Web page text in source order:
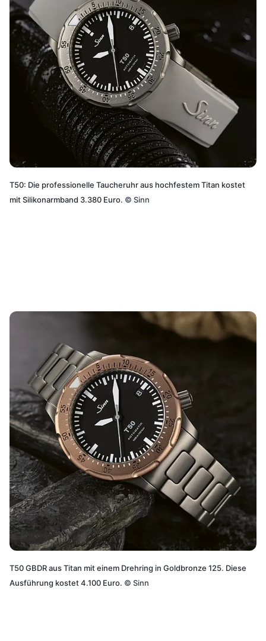
T50: Die professionelle Taucheruhr aus hochfestem Titan kostet
mit Silikonarmband 3.380 Euro. © Sinn
T50 GBDR aus Titan mit einem Drehring in Goldbronze 125. Diese
Ausführung kostet 4.100 Euro. © Sinn